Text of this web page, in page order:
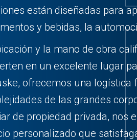
están diseñadas para
y bebidas, la
y la mano de obra
en un excelente lugar
ofrecemos una logística
de las grandes
de propiedad privada, nos
personalizado que